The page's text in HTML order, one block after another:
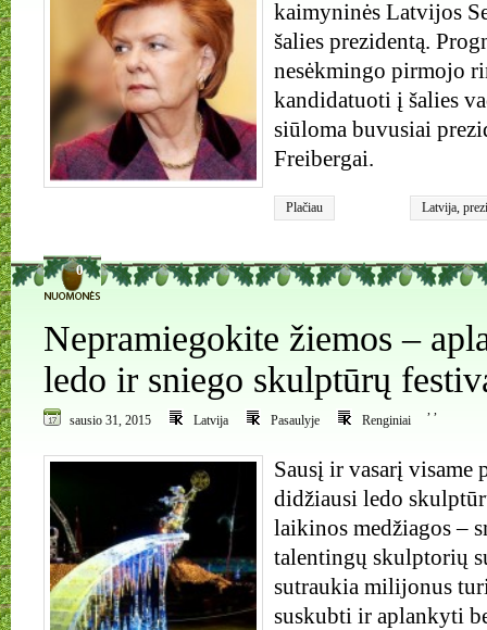
kaimyninės Latvijos
šalies prezidentą.
nesėkmingo pirmojo
kandidatuoti į šalies
siūloma buvusiai
Freibergai.
Plačiau Latvija,
0
Nepramiegokite žiemos –
ledo ir sniego skulptūrų
sausio 31, 2015 Latvija
,
Pasaulyje
,
Renginiai
Sausį ir vasarį visame
didžiausi ledo
laikinos medžiagos –
talentingų skulptorių
sutraukia milijonus
suskubti ir aplankyti